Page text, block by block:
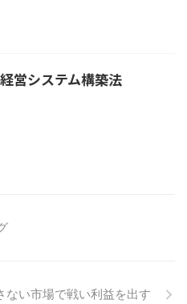
営システム構築法
ない市場で戦い利益を出す